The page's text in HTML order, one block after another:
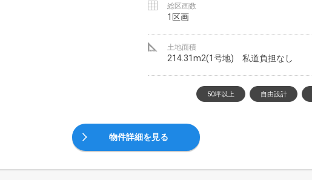
総区画数
1区画
土地面積
214.31m2(1号地) 私道負担なし
50坪以上 自由設計
物件詳細を見る